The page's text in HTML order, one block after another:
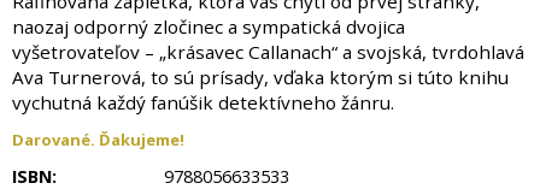
naozaj odporný zločinec a sympatická dvojica
vyšetrovateľov – „krásavec Callanach“ a svojská, tvrdohlavá
Ava Turnerová, to sú prísady, vďaka ktorým si túto knihu
vychutná každý fanúšik detektívneho žánru.
Darované. Ďakujeme!
ISBN:
9788056633533